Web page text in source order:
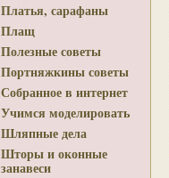
Платья, сарафаны
Плащ
Полезные советы
Портняжкины советы
Собранное в интернет
Учимся моделировать
Шляпные дела
Шторы и оконные
занавеси